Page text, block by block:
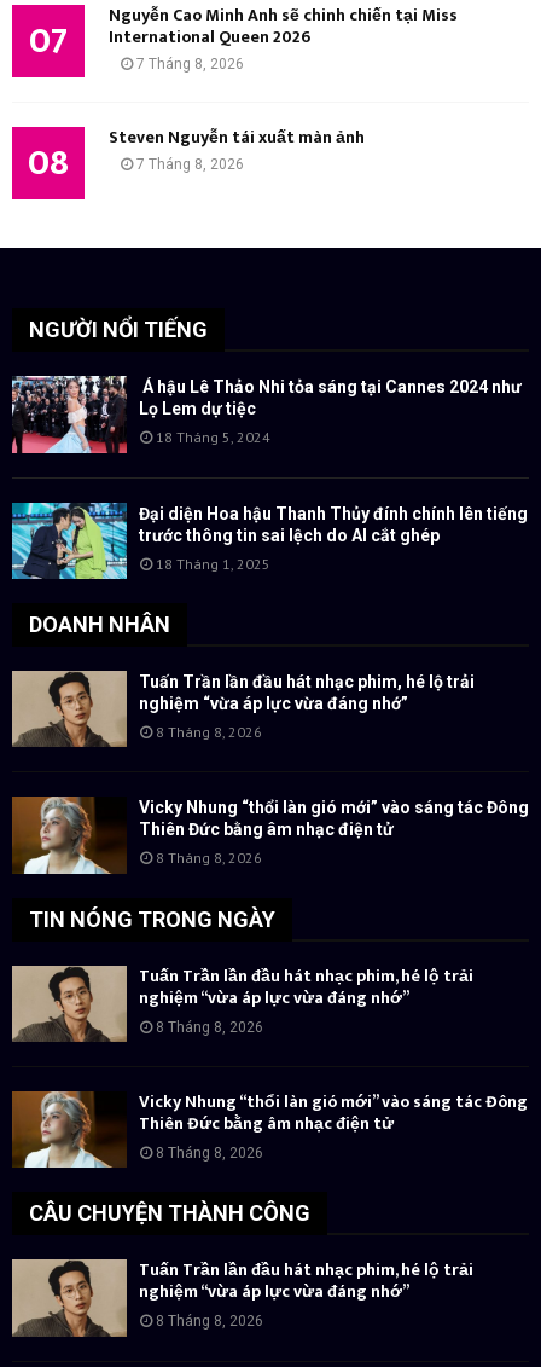
07 Nguyễn Cao Minh Anh sẽ chinh chiến tại Miss
International Queen 2026
7 Tháng 8, 2026
08 Steven Nguyễn tái xuất màn ảnh
7 Tháng 8, 2026
NGƯỜI NỔI TIẾNG
Á hậu Lê Thảo Nhi tỏa sáng tại Cannes 2024 như
Lọ Lem dự tiệc
18 Tháng 5, 2024
Đại diện Hoa hậu Thanh Thủy đính chính lên tiếng
trước thông tin sai lệch do AI cắt ghép
18 Tháng 1, 2025
DOANH NHÂN
Tuấn Trần lần đầu hát nhạc phim, hé lộ trải
nghiệm “vừa áp lực vừa đáng nhớ”
8 Tháng 8, 2026
Vicky Nhung “thổi làn gió mới” vào sáng tác Đông
Thiên Đức bằng âm nhạc điện tử
8 Tháng 8, 2026
TIN NÓNG TRONG NGÀY
Tuấn Trần lần đầu hát nhạc phim, hé lộ trải
nghiệm “vừa áp lực vừa đáng nhớ”
8 Tháng 8, 2026
Vicky Nhung “thổi làn gió mới” vào sáng tác Đông
Thiên Đức bằng âm nhạc điện tử
8 Tháng 8, 2026
CÂU CHUYỆN THÀNH CÔNG
Tuấn Trần lần đầu hát nhạc phim, hé lộ trải
nghiệm “vừa áp lực vừa đáng nhớ”
8 Tháng 8, 2026